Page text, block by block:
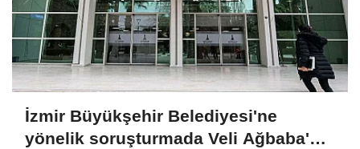
İzmir Büyükşehir Belediyesi'ne
yönelik soruşturmada Veli Ağbaba'nın